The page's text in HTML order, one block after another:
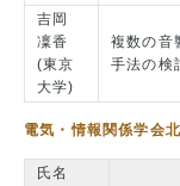
吉岡
凜香
(東京
大学)
複数の音
手法の検
電気・情報関係学会
氏名